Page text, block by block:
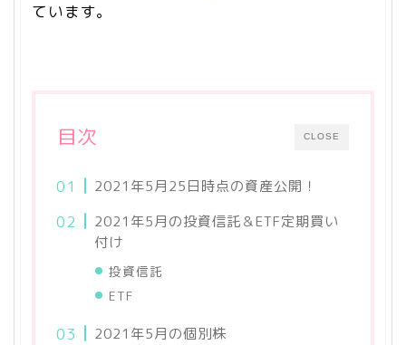
ています。
CLOSE
目次
2021年5月25日時点の資産公開！
2021年5月の投資信託＆ETF定期買い
付け
投資信託
ETF
2021年5月の個別株